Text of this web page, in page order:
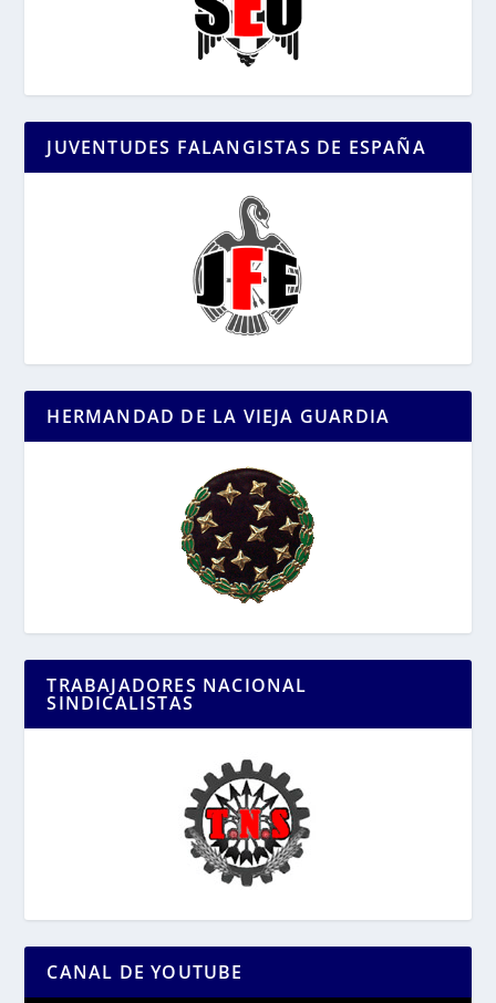
JUVENTUDES FALANGISTAS DE ESPAÑA
HERMANDAD DE LA VIEJA GUARDIA
TRABAJADORES NACIONAL
SINDICALISTAS
CANAL DE YOUTUBE